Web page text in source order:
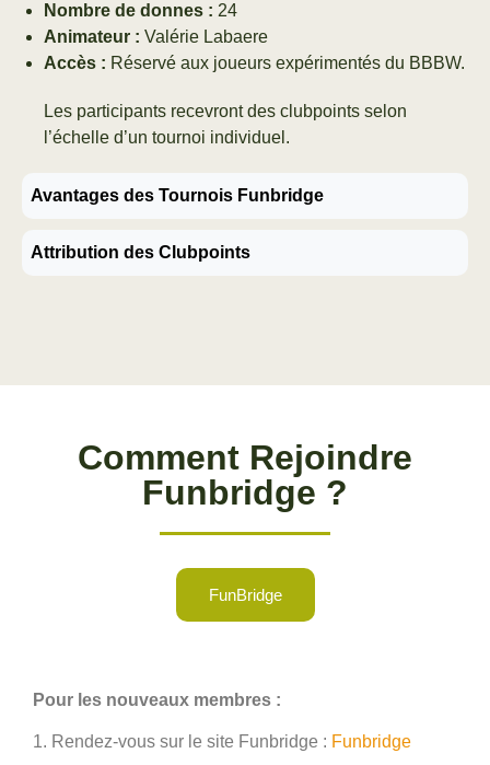
Nombre de donnes : 24
Animateur : Valérie Labaere
Accès : Réservé aux joueurs expérimentés du BBBW.
Les participants recevront des clubpoints selon
l’échelle d’un tournoi individuel.
Avantages des Tournois Funbridge
Attribution des Clubpoints
Comment Rejoindre
Funbridge ?
FunBridge
Pour les nouveaux membres :
1. Rendez-vous sur le site Funbridge : Funbridge